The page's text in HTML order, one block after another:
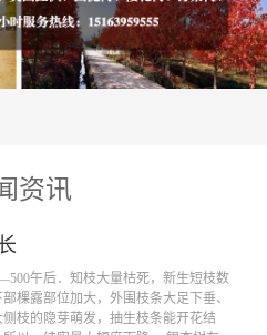
资讯
午后．知枝大量枯死，新生短枝数
棵露部位加大，外围枝条大足下垂、
枝的隐芽萌发，抽生枝条能开花结